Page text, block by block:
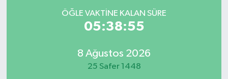
ÖĞLE VAKTINE KALAN SÜRE
05:38:55
8 Ağustos 2026
25 Safer 1448